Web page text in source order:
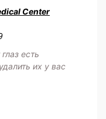
Center
есть
их у вас